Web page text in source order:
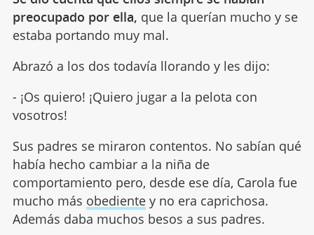
preocupado por ella, que la querían mucho y se
estaba portando muy mal.
Abrazó a los dos todavía llorando y les dijo:
- ¡Os quiero! ¡Quiero jugar a la pelota con
vosotros!
Sus padres se miraron contentos. No sabían qué
había hecho cambiar a la niña de
comportamiento pero, desde ese día, Carola fue
mucho más obedientey no era caprichosa.
Además daba muchos besos a sus padres.